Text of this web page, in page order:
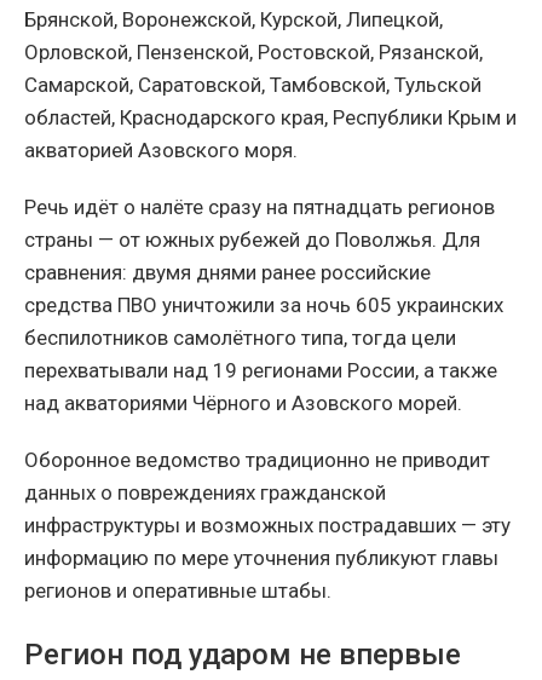
Брянской, Воронежской, Курской, Липецкой,
Орловской, Пензенской, Ростовской, Рязанской,
Самарской, Саратовской, Тамбовской, Тульской
областей, Краснодарского края, Республики Крым и
акваторией Азовского моря.
Речь идёт о налёте сразу на пятнадцать регионов
страны — от южных рубежей до Поволжья. Для
сравнения: двумя днями ранее российские
средства ПВО уничтожили за ночь 605 украинских
беспилотников самолётного типа, тогда цели
перехватывали над 19 регионами России, а также
над акваториями Чёрного и Азовского морей.
Оборонное ведомство традиционно не приводит
данных о повреждениях гражданской
инфраструктуры и возможных пострадавших — эту
информацию по мере уточнения публикуют главы
регионов и оперативные штабы.
Регион под ударом не впервые